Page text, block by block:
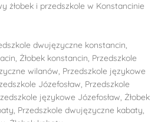
żłobek i przedszkole w Konstancinie
dwujęzyczne konstancin,
Żłobek konstancin, Przedszkole
wilanów, Przedszkole językowe
Józefosław, Przedszkole
językowe Józefosław, Żłobek
Przedszkole dwujęzyczne kabaty,